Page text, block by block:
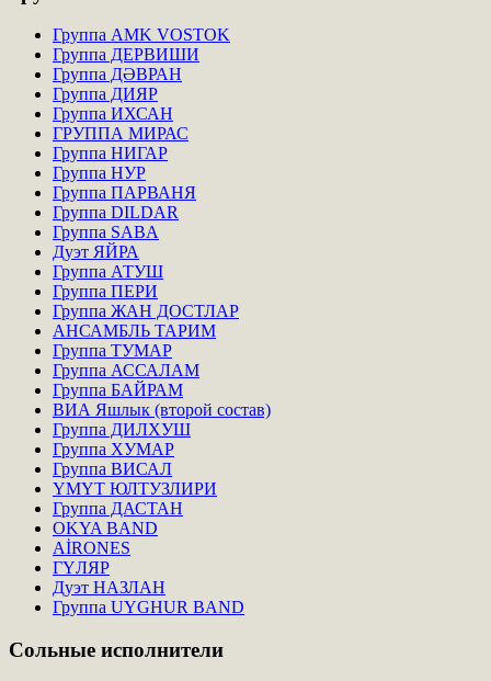
Группа AMK VOSTOK
Группа ДЕРВИШИ
Группа ДӘВРАН
Группа ДИЯР
Группа ИХСАН
ГРУППА МИРАС
Группа НИГАР
Группа НУР
Группа ПАРВАНЯ
Группа DILDAR
Группа SABA
Дуэт ЯЙРА
Группа АТУШ
Группа ПЕРИ
Группа ЖАН ДОСТЛАР
АНСАМБЛЬ ТАРИМ
Группа ТУМАР
Группа АССАЛАМ
Группа БАЙРАМ
ВИА Яшлык (второй состав)
Группа ДИЛХУШ
Группа ХУМАР
Группа ВИСАЛ
ҮМҮТ ЮЛТУЗЛИРИ
Группа ДАСТАН
OKYA BAND
AİRONES
ГҮЛЯР
Дуэт НАЗЛАН
Группа UYGHUR BAND
Сольные исполнители